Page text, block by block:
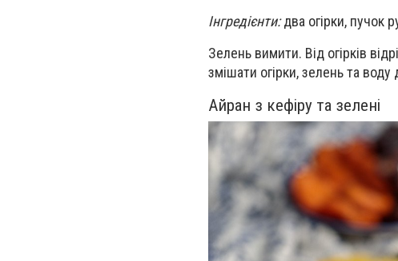
Інгредієнти:два огірки, пучок
Зелень вимити. Від огірків
змішати огірки, зелень та воду
Айран з кефіру та зелені